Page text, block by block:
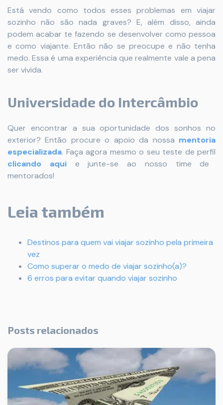
Está vendo como todos esses problemas em viajar
sozinho não são nada graves? E, além disso, ainda
podem acabar te fazendo se desenvolver como pessoa
e como viajante. Então não se preocupe e não tenha
medo. Essa é uma experiência que realmente vale a pena
ser vivida.
Universidade do Intercâmbio
Quer encontrar a sua oportunidade dos sonhos no
exterior? Então procure o apoio da nossa mentoria
especializada. Faça agora mesmo o seu teste de perfil
clicando aqui
e junte-se ao nosso time de
mentorados!
Leia também
Destinos para quem vai viajar sozinho pela primeira
vez
Como superar o medo de viajar sozinho(a)?
6 erros para evitar quando viajar sozinho
Posts relacionados